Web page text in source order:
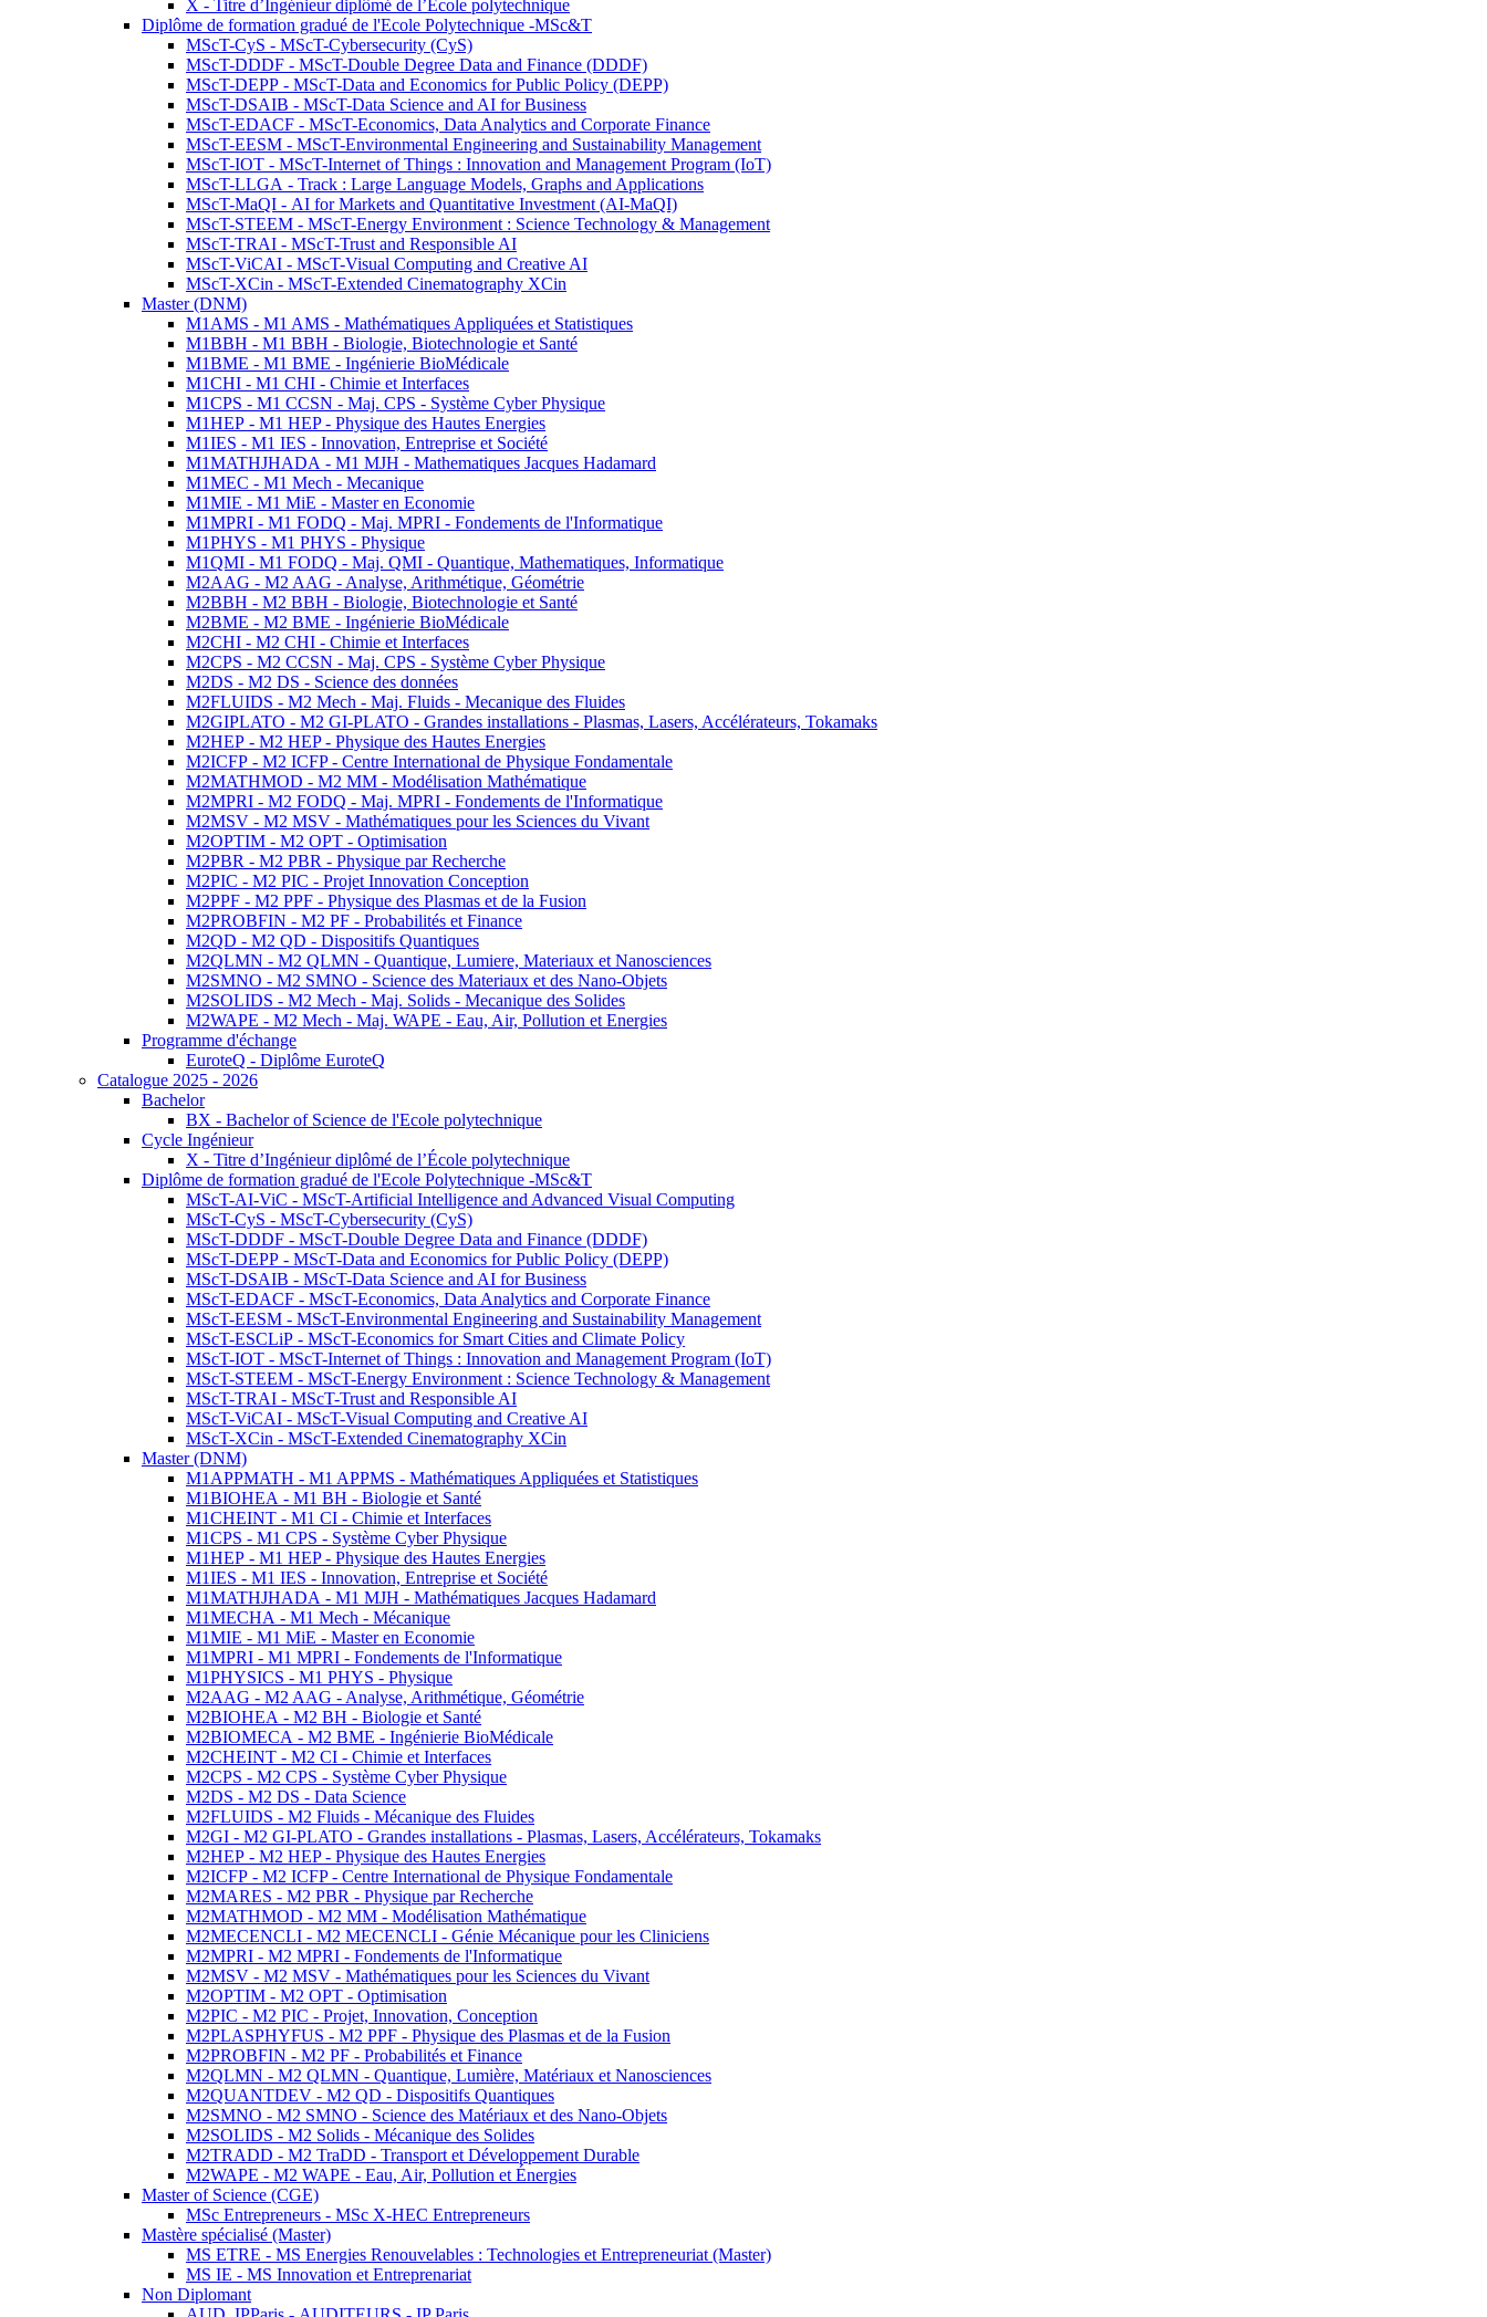
X - Titre d’Ingénieur diplômé de l’École polytechnique
Diplôme de formation gradué de l'Ecole Polytechnique -MSc&T
MScT-CyS - MScT-Cybersecurity (CyS)
MScT-DDDF - MScT-Double Degree Data and Finance (DDDF)
MScT-DEPP - MScT-Data and Economics for Public Policy (DEPP)
MScT-DSAIB - MScT-Data Science and AI for Business
MScT-EDACF - MScT-Economics, Data Analytics and Corporate Finance
MScT-EESM - MScT-Environmental Engineering and Sustainability Management
MScT-IOT - MScT-Internet of Things : Innovation and Management Program (IoT)
MScT-LLGA - Track : Large Language Models, Graphs and Applications
MScT-MaQI - AI for Markets and Quantitative Investment (AI-MaQI)
MScT-STEEM - MScT-Energy Environment : Science Technology & Management
MScT-TRAI - MScT-Trust and Responsible AI
MScT-ViCAI - MScT-Visual Computing and Creative AI
MScT-XCin - MScT-Extended Cinematography XCin
Master (DNM)
M1AMS - M1 AMS - Mathématiques Appliquées et Statistiques
M1BBH - M1 BBH - Biologie, Biotechnologie et Santé
M1BME - M1 BME - Ingénierie BioMédicale
M1CHI - M1 CHI - Chimie et Interfaces
M1CPS - M1 CCSN - Maj. CPS - Système Cyber Physique
M1HEP - M1 HEP - Physique des Hautes Energies
M1IES - M1 IES - Innovation, Entreprise et Société
M1MATHJHADA - M1 MJH - Mathematiques Jacques Hadamard
M1MEC - M1 Mech - Mecanique
M1MIE - M1 MiE - Master en Economie
M1MPRI - M1 FODQ - Maj. MPRI - Fondements de l'Informatique
M1PHYS - M1 PHYS - Physique
M1QMI - M1 FODQ - Maj. QMI - Quantique, Mathematiques, Informatique
M2AAG - M2 AAG - Analyse, Arithmétique, Géométrie
M2BBH - M2 BBH - Biologie, Biotechnologie et Santé
M2BME - M2 BME - Ingénierie BioMédicale
M2CHI - M2 CHI - Chimie et Interfaces
M2CPS - M2 CCSN - Maj. CPS - Système Cyber Physique
M2DS - M2 DS - Science des données
M2FLUIDS - M2 Mech - Maj. Fluids - Mecanique des Fluides
M2GIPLATO - M2 GI-PLATO - Grandes installations - Plasmas, Lasers, Accélérateurs, Tokamaks
M2HEP - M2 HEP - Physique des Hautes Energies
M2ICFP - M2 ICFP - Centre International de Physique Fondamentale
M2MATHMOD - M2 MM - Modélisation Mathématique
M2MPRI - M2 FODQ - Maj. MPRI - Fondements de l'Informatique
M2MSV - M2 MSV - Mathématiques pour les Sciences du Vivant
M2OPTIM - M2 OPT - Optimisation
M2PBR - M2 PBR - Physique par Recherche
M2PIC - M2 PIC - Projet Innovation Conception
M2PPF - M2 PPF - Physique des Plasmas et de la Fusion
M2PROBFIN - M2 PF - Probabilités et Finance
M2QD - M2 QD - Dispositifs Quantiques
M2QLMN - M2 QLMN - Quantique, Lumiere, Materiaux et Nanosciences
M2SMNO - M2 SMNO - Science des Materiaux et des Nano-Objets
M2SOLIDS - M2 Mech - Maj. Solids - Mecanique des Solides
M2WAPE - M2 Mech - Maj. WAPE - Eau, Air, Pollution et Energies
Programme d'échange
EuroteQ - Diplôme EuroteQ
Catalogue 2025 - 2026
Bachelor
BX - Bachelor of Science de l'Ecole polytechnique
Cycle Ingénieur
X - Titre d’Ingénieur diplômé de l’École polytechnique
Diplôme de formation gradué de l'Ecole Polytechnique -MSc&T
MScT-AI-ViC - MScT-Artificial Intelligence and Advanced Visual Computing
MScT-CyS - MScT-Cybersecurity (CyS)
MScT-DDDF - MScT-Double Degree Data and Finance (DDDF)
MScT-DEPP - MScT-Data and Economics for Public Policy (DEPP)
MScT-DSAIB - MScT-Data Science and AI for Business
MScT-EDACF - MScT-Economics, Data Analytics and Corporate Finance
MScT-EESM - MScT-Environmental Engineering and Sustainability Management
MScT-ESCLiP - MScT-Economics for Smart Cities and Climate Policy
MScT-IOT - MScT-Internet of Things : Innovation and Management Program (IoT)
MScT-STEEM - MScT-Energy Environment : Science Technology & Management
MScT-TRAI - MScT-Trust and Responsible AI
MScT-ViCAI - MScT-Visual Computing and Creative AI
MScT-XCin - MScT-Extended Cinematography XCin
Master (DNM)
M1APPMATH - M1 APPMS - Mathématiques Appliquées et Statistiques
M1BIOHEA - M1 BH - Biologie et Santé
M1CHEINT - M1 CI - Chimie et Interfaces
M1CPS - M1 CPS - Système Cyber Physique
M1HEP - M1 HEP - Physique des Hautes Energies
M1IES - M1 IES - Innovation, Entreprise et Société
M1MATHJHADA - M1 MJH - Mathématiques Jacques Hadamard
M1MECHA - M1 Mech - Mécanique
M1MIE - M1 MiE - Master en Economie
M1MPRI - M1 MPRI - Fondements de l'Informatique
M1PHYSICS - M1 PHYS - Physique
M2AAG - M2 AAG - Analyse, Arithmétique, Géométrie
M2BIOHEA - M2 BH - Biologie et Santé
M2BIOMECA - M2 BME - Ingénierie BioMédicale
M2CHEINT - M2 CI - Chimie et Interfaces
M2CPS - M2 CPS - Système Cyber Physique
M2DS - M2 DS - Data Science
M2FLUIDS - M2 Fluids - Mécanique des Fluides
M2GI - M2 GI-PLATO - Grandes installations - Plasmas, Lasers, Accélérateurs, Tokamaks
M2HEP - M2 HEP - Physique des Hautes Energies
M2ICFP - M2 ICFP - Centre International de Physique Fondamentale
M2MARES - M2 PBR - Physique par Recherche
M2MATHMOD - M2 MM - Modélisation Mathématique
M2MECENCLI - M2 MECENCLI - Génie Mécanique pour les Cliniciens
M2MPRI - M2 MPRI - Fondements de l'Informatique
M2MSV - M2 MSV - Mathématiques pour les Sciences du Vivant
M2OPTIM - M2 OPT - Optimisation
M2PIC - M2 PIC - Projet, Innovation, Conception
M2PLASPHYFUS - M2 PPF - Physique des Plasmas et de la Fusion
M2PROBFIN - M2 PF - Probabilités et Finance
M2QLMN - M2 QLMN - Quantique, Lumière, Matériaux et Nanosciences
M2QUANTDEV - M2 QD - Dispositifs Quantiques
M2SMNO - M2 SMNO - Science des Matériaux et des Nano-Objets
M2SOLIDS - M2 Solids - Mécanique des Solides
M2TRADD - M2 TraDD - Transport et Développement Durable
M2WAPE - M2 WAPE - Eau, Air, Pollution et Énergies
Master of Science (CGE)
MSc Entrepreneurs - MSc X-HEC Entrepreneurs
Mastère spécialisé (Master)
MS ETRE - MS Energies Renouvelables : Technologies et Entrepreneuriat (Master)
MS IE - MS Innovation et Entreprenariat
Non Diplomant